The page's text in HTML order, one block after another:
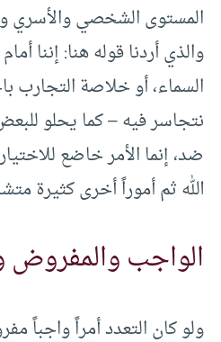
المستوى الشخصي والأسري
والذي أردنا قوله هنا: إننا
السماء، أو خلاصة التجارب
نتجاسر فيه – كما يحلو
ضد، إنما الأمر خاضع
الله ثم أموراً أخرى كثيرة
الواجب والمفروض
ولو كان التعدد أمراً واجباً